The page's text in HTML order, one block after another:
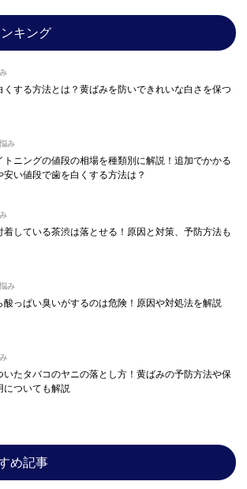
キング
くする方法とは？黄ばみを防いできれいな白さを保つ
み
トニングの値段の相場を種類別に解説！追加でかかる
安い値段で歯を白くする方法は？
着している茶渋は落とせる！原因と対策、予防方法も
み
酸っぱい臭いがするのは危険！原因や対処法を解説
いたタバコのヤニの落とし方！黄ばみの予防方法や保
についても解説
め記事